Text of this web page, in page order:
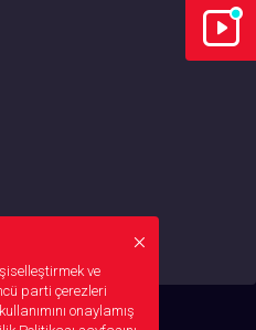
ve
parti çerezleri
onaylamış